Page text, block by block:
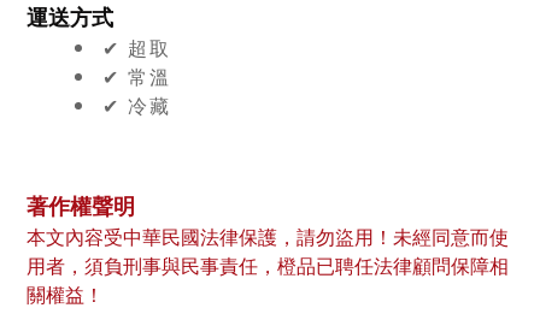
運送方式
✔︎ 超取
✔︎ 常溫
✔︎ 冷藏
著作權聲明
本文內容受中華民國法律保護，請勿盜用！未經同意而使
用者，須負刑事與民事責任，橙品已聘任法律顧問保障相
關權益！